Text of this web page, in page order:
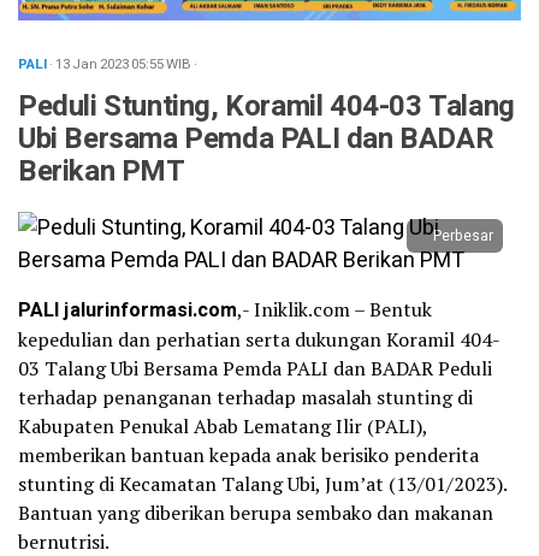
PALI· 13 Jan 202305:55WIB ·
Peduli Stunting, Koramil 404-03 Talang
Ubi Bersama Pemda PALI dan BADAR
Berikan PMT
Perbesar
PALI jalurinformasi.com,- Iniklik.com – Bentuk
kepedulian dan perhatian serta dukungan Koramil 404-
03 Talang Ubi Bersama Pemda PALI dan BADAR Peduli
terhadap penanganan terhadap masalah stunting di
Kabupaten Penukal Abab Lematang Ilir (PALI),
memberikan bantuan kepada anak berisiko penderita
stunting di Kecamatan Talang Ubi, Jum’at (13/01/2023).
Bantuan yang diberikan berupa sembako dan makanan
bernutrisi.